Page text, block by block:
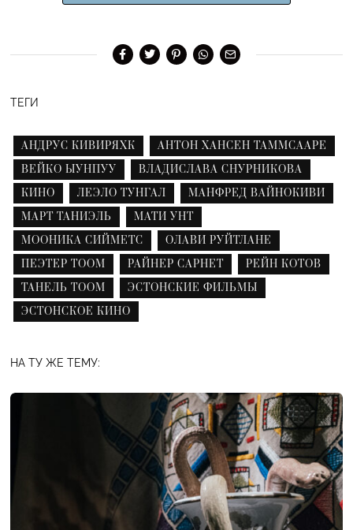
ТЕГИ
АНДРУС КИВИРЯХК
АНТОН ХАНСЕН ТАММСААРЕ
ВЕЙКО ЫУНПУУ
ВЛАДИСЛАВА СНУРНИКОВА
КИНО
ЛЕЭЛО ТУНГАЛ
МАНФРЕД ВАЙНОКИВИ
МАРТ ТАНИЭЛЬ
МАТИ УНТ
МООНИКА СИЙМЕТС
ОЛАВИ РУЙТЛАНЕ
ПЕЭТЕР ТООМ
РАЙНЕР САРНЕТ
РЕЙН КОТОВ
ТАНЕЛЬ ТООМ
ЭСТОНСКИЕ ФИЛЬМЫ
ЭСТОНСКОЕ КИНО
НА ТУ ЖЕ ТЕМУ: